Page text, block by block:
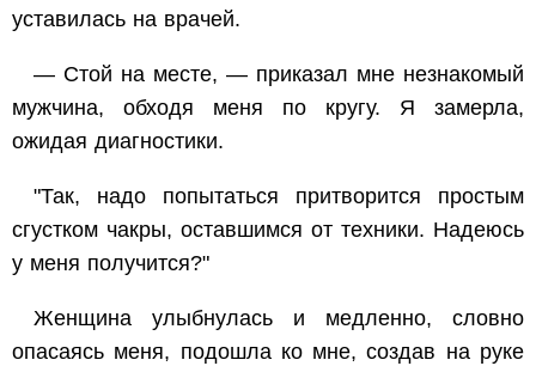
уставилась на врачей.
— Стой на месте, — приказал мне незнакомый
мужчина, обходя меня по кругу. Я замерла,
ожидая диагностики.
"Так, надо попытаться притворится простым
сгустком чакры, оставшимся от техники. Надеюсь
у меня получится?"
Женщина улыбнулась и медленно, словно
опасаясь меня, подошла ко мне, создав на руке